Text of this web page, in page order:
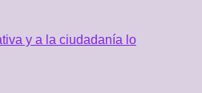
y a la ciudadanía lo